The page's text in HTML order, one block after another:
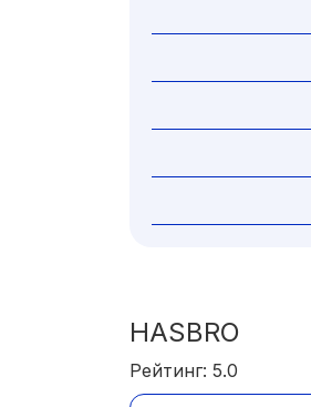
HASBRO
Рейтинг: 5.0